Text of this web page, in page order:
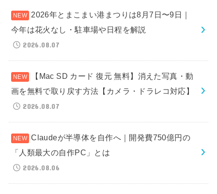
2026年とまこまい港まつりは8月7日〜9日｜
今年は花火なし・駐車場や日程を解説
2026.08.07
【Mac SD カード 復元 無料】消えた写真・動
画を無料で取り戻す方法【カメラ・ドラレコ対応】
2026.08.07
Claudeが半導体を自作へ｜開発費750億円の
「人類最大の自作PC」とは
2026.08.06